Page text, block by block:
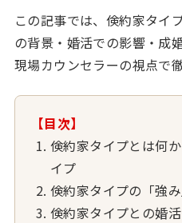
この記事では、倹約家タイ
の背景・婚活での影響・成
現場カウンセラーの視点で
【目次】
倹約家タイプとは何
イプ
倹約家タイプの「強
倹約家タイプとの婚